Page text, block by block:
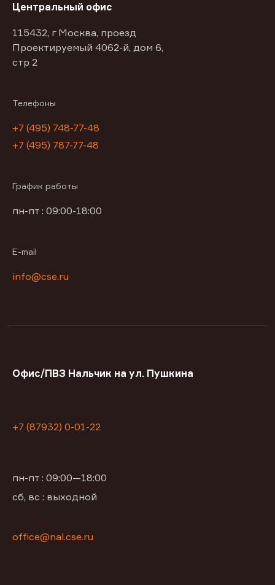
Центральный офис
115432, г Москва, проезд
Проектируемый 4062-й, дом 6,
стр 2
Телефоны
+7 (495) 748-77-48
+7 (495) 787-77-48
График работы
пн-пт : 09:00-18:00
E-mail
info@cse.ru
Офис/ПВЗ Нальчик на ул. Пушкина
+7 (87932) 0-01-22
пн-пт : 09:00—18:00
сб, вс : выходной
office@nal.cse.ru